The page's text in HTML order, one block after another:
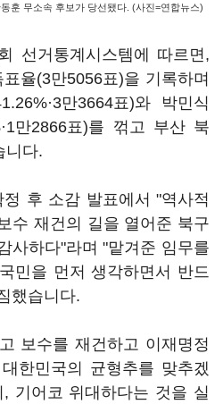
훈 무소속 후보가 당선됐다. (사진=연합뉴스)
선거통계시스템에 따르면,
율(3만5056표)을 기록하며
만3664표)와 박민식
만2866표)를 꺾고 부산 북
니다.
후 소감 발표에서 "역사적
수 재건의 길을 열어준 북구
사하다"라며 "맡겨준 임무를
민을 먼저 생각하면서 반드
했습니다.
보수를 재건하고 이재명정
한민국의 균형추를 맞추겠
기어코 위대하다는 것을 실